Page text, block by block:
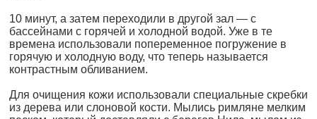
10 минут, а затем переходили в другой зал — с
бассейнами с го­рячей и холодной водой. Уже в те
времена использовали попере­менное погружение в
горячую и холодную воду, что теперь назы­вается
контрастным обливанием.
Для очищения кожи использовали специальные скребки
из де­рева или слоновой кости. Мылись римляне мелким